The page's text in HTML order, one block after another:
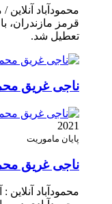
محمودآباد
قرمز مازندران،
تعطیل شد.
ناجی غریق
2021
پایان ماموریت
ناجی غریق
محمودآباد